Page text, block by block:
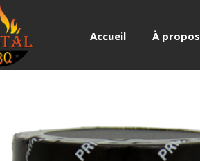
Accueil À propos